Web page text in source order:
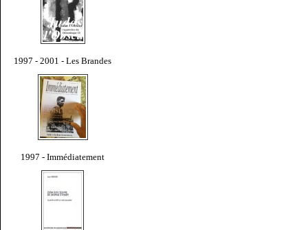
1997 - 2001 - Les Brandes
1997 - Immédiatement